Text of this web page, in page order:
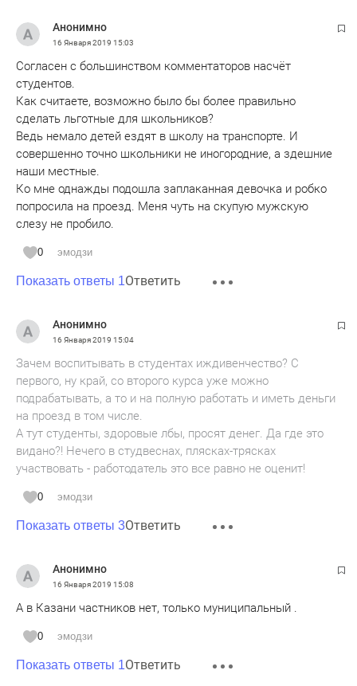
Анонимно
16 Января 2019 15:03
Согласен с большинством комментаторов насчёт
студентов.
Как считаете, возможно было бы более правильно
сделать льготные для школьников?
Ведь немало детей ездят в школу на транспорте. И
совершенно точно школьники не иногородние, а здешние
наши местные.
Ко мне однажды подошла заплаканная девочка и робко
попросила на проезд. Меня чуть на скупую мужскую
слезу не пробило.
0 эмодзи
Показать ответы 1Ответить
Анонимно
16 Января 2019 15:04
Зачем воспитывать в студентах иждивенчество? С
первого, ну край, со второго курса уже можно
подрабатывать, а то и на полную работать и иметь деньги
на проезд в том числе.
А тут студенты, здоровые лбы, просят денег. Да где это
видано?! Нечего в студвеснах, плясках-трясках
участвовать - работодатель это все равно не оценит!
0 эмодзи
Показать ответы 3Ответить
Анонимно
16 Января 2019 15:08
А в Казани частников нет, только муниципальный .
0 эмодзи
Показать ответы 1Ответить